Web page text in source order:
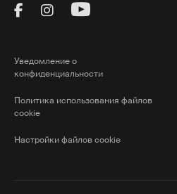
Visit Thule on
Visit Thule on
Visit Thule
Уведомление о
конфиденциальности
Политика использования файлов
cookie
Настройки файлов cookie